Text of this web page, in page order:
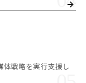
体戦略を実行支援し